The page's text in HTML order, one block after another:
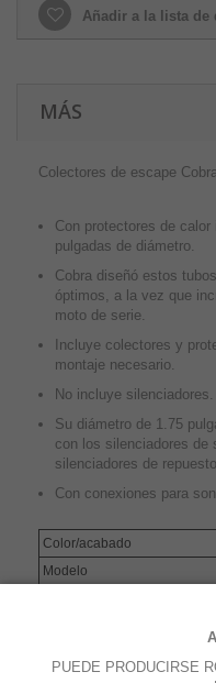
Añadir a la lista de
MÁS
Colectores de escape
Con protectores de
pulgadas de diámetro.
Cobra diseñó estos
óptimos, a la vez que
moto de serie.
Incluye colectores y
montaje necesario.
No incluye silenciadores.
Su diámetro de 1.75
con los silenciadores de
silenciadores de
Con conexiones para
Color/acabado
Modelo
PUEDE PRODUCIRSE